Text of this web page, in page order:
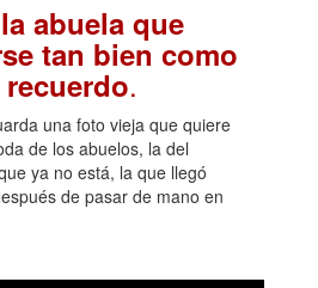
abuela que
tan bien como
.
una foto vieja que quiere
de los abuelos, la del
ya no está, la que llegó
de pasar de mano en